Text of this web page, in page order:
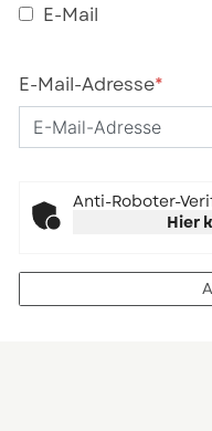
E-Mail
E-Mail-Adresse*
Anti-Roboter-
Hier